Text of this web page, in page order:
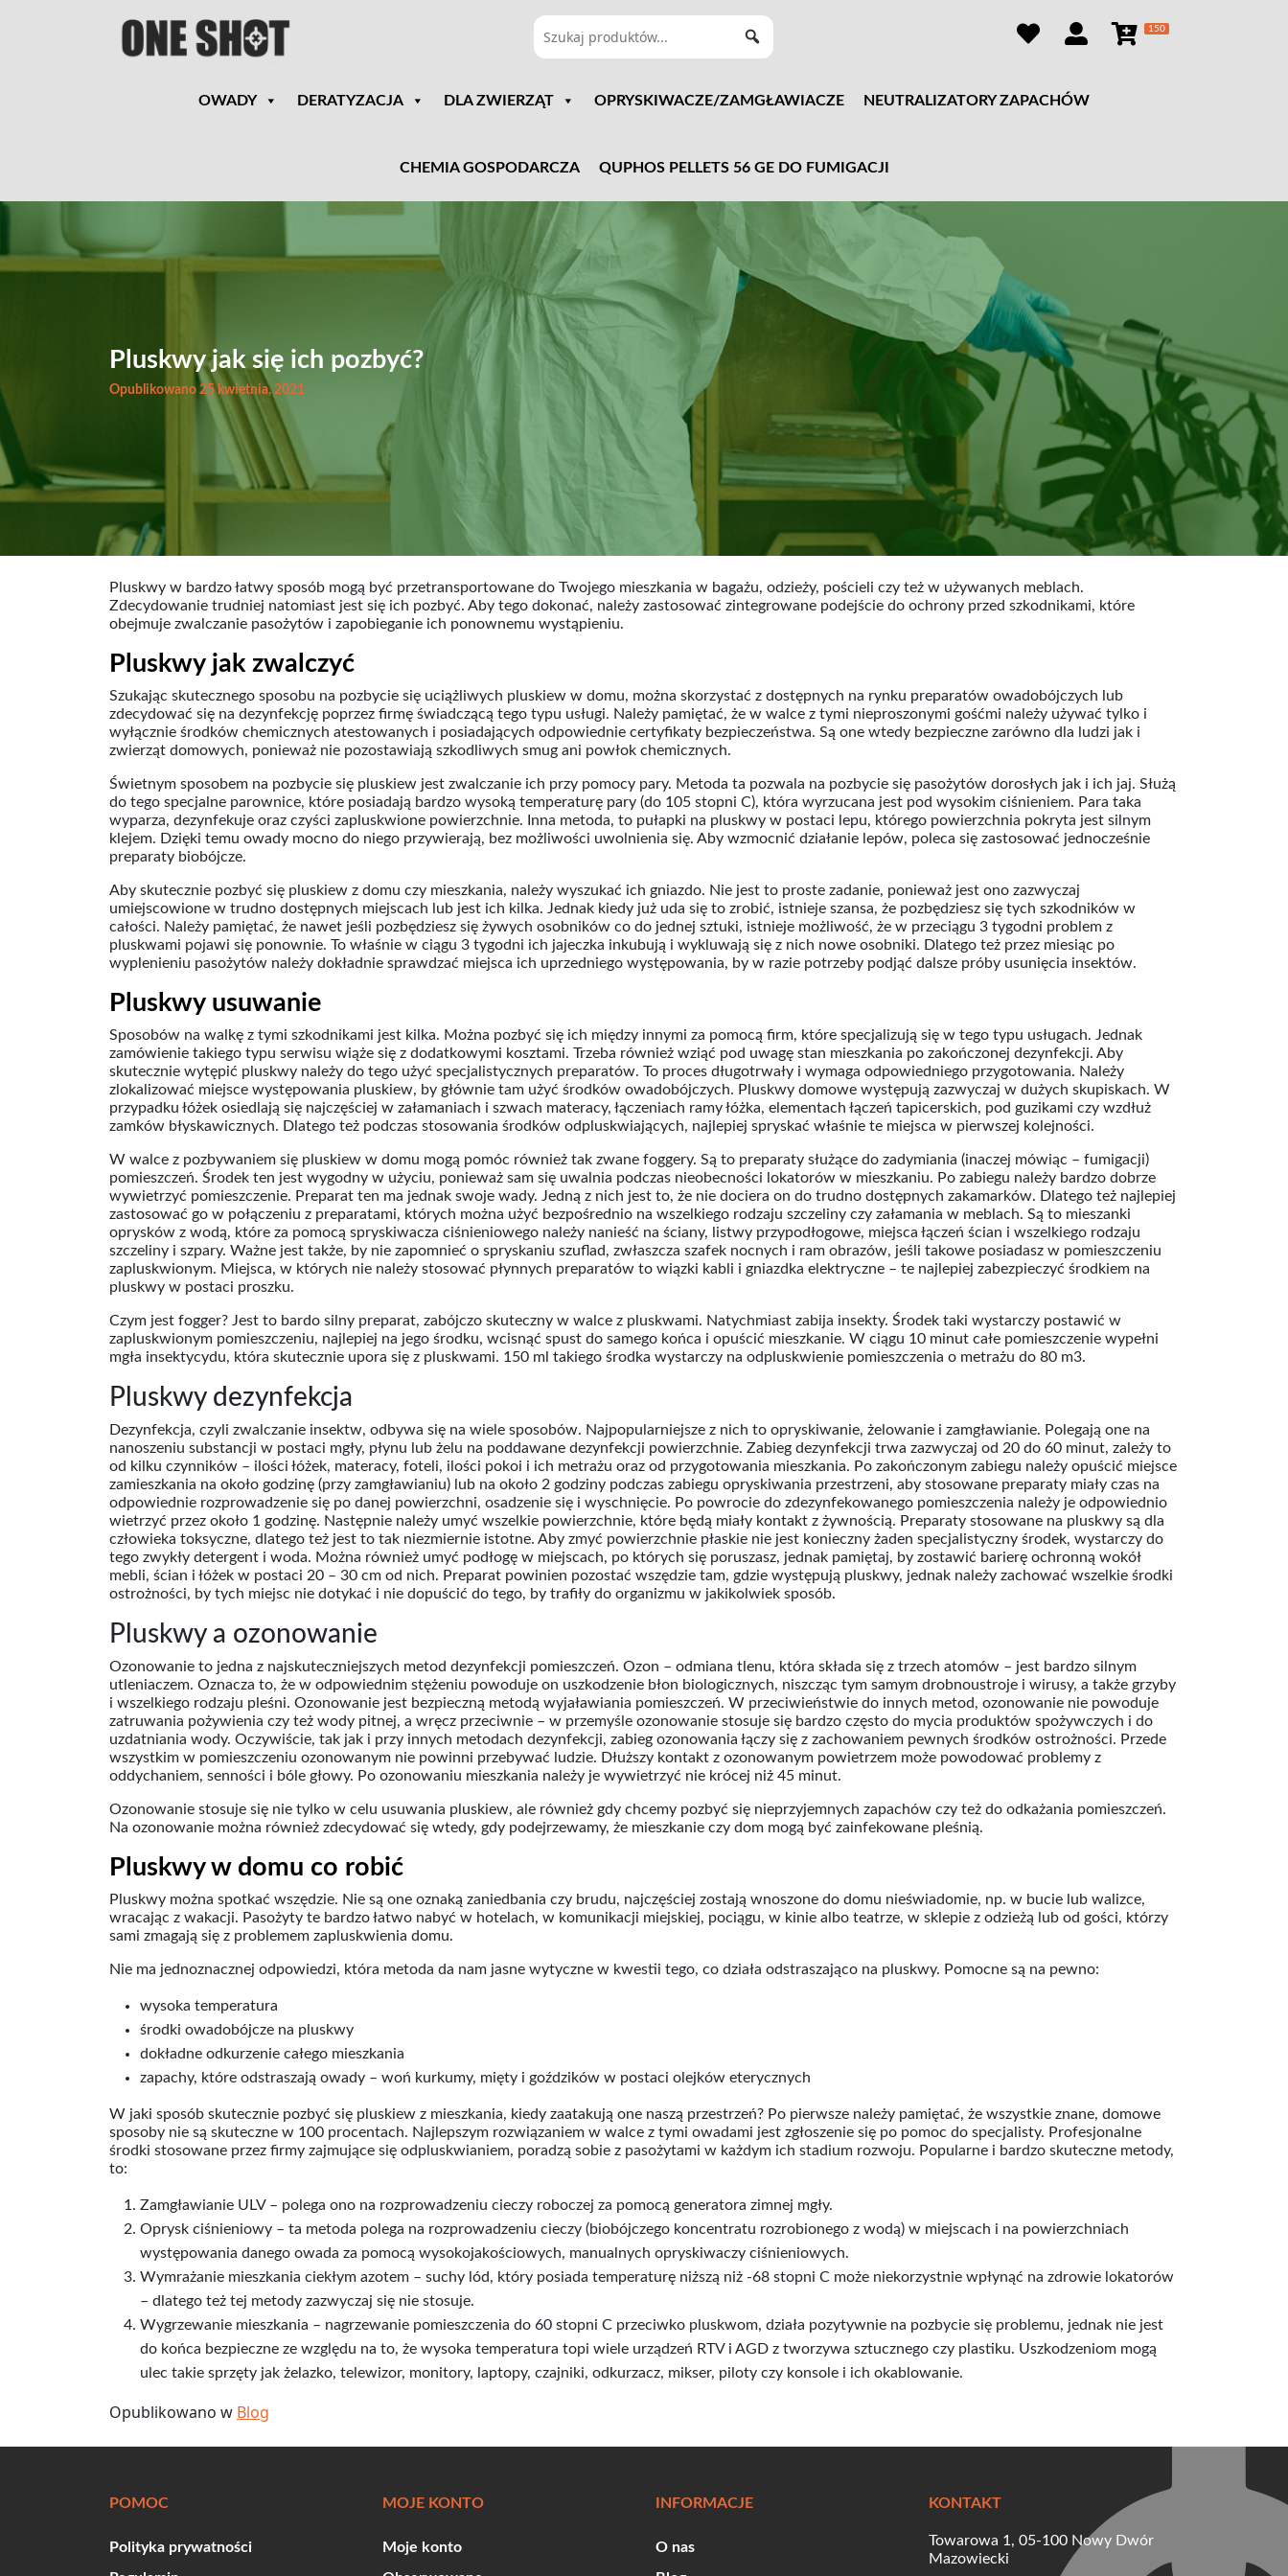
150
OWADY DERATYZACJA DLA ZWIERZĄT OPRYSKIWACZE/ZAMGŁAWIACZE NEUTRALIZATORY ZAPACHÓW
CHEMIA GOSPODARCZA QUPHOS PELLETS 56 GE DO FUMIGACJI
Pluskwy jak się ich pozbyć?
Opublikowano 25 kwietnia, 2021
Pluskwy w bardzo łatwy sposób mogą być przetransportowane do Twojego mieszkania w bagażu, odzieży, pościeli czy też w używanych meblach.
Zdecydowanie trudniej natomiast jest się ich pozbyć. Aby tego dokonać, należy zastosować zintegrowane podejście do ochrony przed szkodnikami, które
obejmuje zwalczanie pasożytów i zapobieganie ich ponownemu wystąpieniu.
Pluskwy jak zwalczyć
Szukając skutecznego sposobu na pozbycie się uciążliwych pluskiew w domu, można skorzystać z dostępnych na rynku preparatów owadobójczych lub
zdecydować się na dezynfekcję poprzez firmę świadczącą tego typu usługi. Należy pamiętać, że w walce z tymi nieproszonymi gośćmi należy używać tylko i
wyłącznie środków chemicznych atestowanych i posiadających odpowiednie certyfikaty bezpieczeństwa. Są one wtedy bezpieczne zarówno dla ludzi jak i
zwierząt domowych, ponieważ nie pozostawiają szkodliwych smug ani powłok chemicznych.
Świetnym sposobem na pozbycie się pluskiew jest zwalczanie ich przy pomocy pary. Metoda ta pozwala na pozbycie się pasożytów dorosłych jak i ich jaj. Służą
do tego specjalne parownice, które posiadają bardzo wysoką temperaturę pary (do 105 stopni C), która wyrzucana jest pod wysokim ciśnieniem. Para taka
wyparza, dezynfekuje oraz czyści zapluskwione powierzchnie. Inna metoda, to pułapki na pluskwy w postaci lepu, którego powierzchnia pokryta jest silnym
klejem. Dzięki temu owady mocno do niego przywierają, bez możliwości uwolnienia się. Aby wzmocnić działanie lepów, poleca się zastosować jednocześnie
preparaty biobójcze.
Aby skutecznie pozbyć się pluskiew z domu czy mieszkania, należy wyszukać ich gniazdo. Nie jest to proste zadanie, ponieważ jest ono zazwyczaj
umiejscowione w trudno dostępnych miejscach lub jest ich kilka. Jednak kiedy już uda się to zrobić, istnieje szansa, że pozbędziesz się tych szkodników w
całości. Należy pamiętać, że nawet jeśli pozbędziesz się żywych osobników co do jednej sztuki, istnieje możliwość, że w przeciągu 3 tygodni problem z
pluskwami pojawi się ponownie. To właśnie w ciągu 3 tygodni ich jajeczka inkubują i wykluwają się z nich nowe osobniki. Dlatego też przez miesiąc po
wyplenieniu pasożytów należy dokładnie sprawdzać miejsca ich uprzedniego występowania, by w razie potrzeby podjąć dalsze próby usunięcia insektów.
Pluskwy usuwanie
Sposobów na walkę z tymi szkodnikami jest kilka. Można pozbyć się ich między innymi za pomocą firm, które specjalizują się w tego typu usługach. Jednak
zamówienie takiego typu serwisu wiąże się z dodatkowymi kosztami. Trzeba również wziąć pod uwagę stan mieszkania po zakończonej dezynfekcji. Aby
skutecznie wytępić pluskwy należy do tego użyć specjalistycznych preparatów. To proces długotrwały i wymaga odpowiedniego przygotowania. Należy
zlokalizować miejsce występowania pluskiew, by głównie tam użyć środków owadobójczych. Pluskwy domowe występują zazwyczaj w dużych skupiskach. W
przypadku łóżek osiedlają się najczęściej w załamaniach i szwach materacy, łączeniach ramy łóżka, elementach łączeń tapicerskich, pod guzikami czy wzdłuż
zamków błyskawicznych. Dlatego też podczas stosowania środków odpluskwiających, najlepiej spryskać właśnie te miejsca w pierwszej kolejności.
W walce z pozbywaniem się pluskiew w domu mogą pomóc również tak zwane foggery. Są to preparaty służące do zadymiania (inaczej mówiąc – fumigacji)
pomieszczeń. Środek ten jest wygodny w użyciu, ponieważ sam się uwalnia podczas nieobecności lokatorów w mieszkaniu. Po zabiegu należy bardzo dobrze
wywietrzyć pomieszczenie. Preparat ten ma jednak swoje wady. Jedną z nich jest to, że nie dociera on do trudno dostępnych zakamarków. Dlatego też najlepiej
zastosować go w połączeniu z preparatami, których można użyć bezpośrednio na wszelkiego rodzaju szczeliny czy załamania w meblach. Są to mieszanki
oprysków z wodą, które za pomocą spryskiwacza ciśnieniowego należy nanieść na ściany, listwy przypodłogowe, miejsca łączeń ścian i wszelkiego rodzaju
szczeliny i szpary. Ważne jest także, by nie zapomnieć o spryskaniu szuflad, zwłaszcza szafek nocnych i ram obrazów, jeśli takowe posiadasz w pomieszczeniu
zapluskwionym. Miejsca, w których nie należy stosować płynnych preparatów to wiązki kabli i gniazdka elektryczne – te najlepiej zabezpieczyć środkiem na
pluskwy w postaci proszku.
Czym jest fogger? Jest to bardo silny preparat, zabójczo skuteczny w walce z pluskwami. Natychmiast zabija insekty. Środek taki wystarczy postawić w
zapluskwionym pomieszczeniu, najlepiej na jego środku, wcisnąć spust do samego końca i opuścić mieszkanie. W ciągu 10 minut całe pomieszczenie wypełni
mgła insektycydu, która skutecznie upora się z pluskwami. 150 ml takiego środka wystarczy na odpluskwienie pomieszczenia o metrażu do 80 m3.
Pluskwy dezynfekcja
Dezynfekcja, czyli zwalczanie insektw, odbywa się na wiele sposobów. Najpopularniejsze z nich to opryskiwanie, żelowanie i zamgławianie. Polegają one na
nanoszeniu substancji w postaci mgły, płynu lub żelu na poddawane dezynfekcji powierzchnie. Zabieg dezynfekcji trwa zazwyczaj od 20 do 60 minut, zależy to
od kilku czynników – ilości łóżek, materacy, foteli, ilości pokoi i ich metrażu oraz od przygotowania mieszkania. Po zakończonym zabiegu należy opuścić miejsce
zamieszkania na około godzinę (przy zamgławianiu) lub na około 2 godziny podczas zabiegu opryskiwania przestrzeni, aby stosowane preparaty miały czas na
odpowiednie rozprowadzenie się po danej powierzchni, osadzenie się i wyschnięcie. Po powrocie do zdezynfekowanego pomieszczenia należy je odpowiednio
wietrzyć przez około 1 godzinę. Następnie należy umyć wszelkie powierzchnie, które będą miały kontakt z żywnością. Preparaty stosowane na pluskwy są dla
człowieka toksyczne, dlatego też jest to tak niezmiernie istotne. Aby zmyć powierzchnie płaskie nie jest konieczny żaden specjalistyczny środek, wystarczy do
tego zwykły detergent i woda. Można również umyć podłogę w miejscach, po których się poruszasz, jednak pamiętaj, by zostawić barierę ochronną wokół
mebli, ścian i łóżek w postaci 20 – 30 cm od nich. Preparat powinien pozostać wszędzie tam, gdzie występują pluskwy, jednak należy zachować wszelkie środki
ostrożności, by tych miejsc nie dotykać i nie dopuścić do tego, by trafiły do organizmu w jakikolwiek sposób.
Pluskwy a ozonowanie
Ozonowanie to jedna z najskuteczniejszych metod dezynfekcji pomieszczeń. Ozon – odmiana tlenu, która składa się z trzech atomów – jest bardzo silnym
utleniaczem. Oznacza to, że w odpowiednim stężeniu powoduje on uszkodzenie błon biologicznych, niszcząc tym samym drobnoustroje i wirusy, a także grzyby
i wszelkiego rodzaju pleśni. Ozonowanie jest bezpieczną metodą wyjaławiania pomieszczeń. W przeciwieństwie do innych metod, ozonowanie nie powoduje
zatruwania pożywienia czy też wody pitnej, a wręcz przeciwnie – w przemyśle ozonowanie stosuje się bardzo często do mycia produktów spożywczych i do
uzdatniania wody. Oczywiście, tak jak i przy innych metodach dezynfekcji, zabieg ozonowania łączy się z zachowaniem pewnych środków ostrożności. Przede
wszystkim w pomieszczeniu ozonowanym nie powinni przebywać ludzie. Dłuższy kontakt z ozonowanym powietrzem może powodować problemy z
oddychaniem, senności i bóle głowy. Po ozonowaniu mieszkania należy je wywietrzyć nie krócej niż 45 minut.
Ozonowanie stosuje się nie tylko w celu usuwania pluskiew, ale również gdy chcemy pozbyć się nieprzyjemnych zapachów czy też do odkażania pomieszczeń.
Na ozonowanie można również zdecydować się wtedy, gdy podejrzewamy, że mieszkanie czy dom mogą być zainfekowane pleśnią.
Pluskwy w domu co robić
Pluskwy można spotkać wszędzie. Nie są one oznaką zaniedbania czy brudu, najczęściej zostają wnoszone do domu nieświadomie, np. w bucie lub walizce,
wracając z wakacji. Pasożyty te bardzo łatwo nabyć w hotelach, w komunikacji miejskiej, pociągu, w kinie albo teatrze, w sklepie z odzieżą lub od gości, którzy
sami zmagają się z problemem zapluskwienia domu.
Nie ma jednoznacznej odpowiedzi, która metoda da nam jasne wytyczne w kwestii tego, co działa odstraszająco na pluskwy. Pomocne są na pewno:
wysoka temperatura
środki owadobójcze na pluskwy
dokładne odkurzenie całego mieszkania
zapachy, które odstraszają owady – woń kurkumy, mięty i goździków w postaci olejków eterycznych
W jaki sposób skutecznie pozbyć się pluskiew z mieszkania, kiedy zaatakują one naszą przestrzeń? Po pierwsze należy pamiętać, że wszystkie znane, domowe
sposoby nie są skuteczne w 100 procentach. Najlepszym rozwiązaniem w walce z tymi owadami jest zgłoszenie się po pomoc do specjalisty. Profesjonalne
środki stosowane przez firmy zajmujące się odpluskwianiem, poradzą sobie z pasożytami w każdym ich stadium rozwoju. Popularne i bardzo skuteczne metody,
to:
Zamgławianie ULV – polega ono na rozprowadzeniu cieczy roboczej za pomocą generatora zimnej mgły.
Oprysk ciśnieniowy – ta metoda polega na rozprowadzeniu cieczy (biobójczego koncentratu rozrobionego z wodą) w miejscach i na powierzchniach
występowania danego owada za pomocą wysokojakościowych, manualnych opryskiwaczy ciśnieniowych.
Wymrażanie mieszkania ciekłym azotem – suchy lód, który posiada temperaturę niższą niż -68 stopni C może niekorzystnie wpłynąć na zdrowie lokatorów
– dlatego też tej metody zazwyczaj się nie stosuje.
Wygrzewanie mieszkania – nagrzewanie pomieszczenia do 60 stopni C przeciwko pluskwom, działa pozytywnie na pozbycie się problemu, jednak nie jest
do końca bezpieczne ze względu na to, że wysoka temperatura topi wiele urządzeń RTV i AGD z tworzywa sztucznego czy plastiku. Uszkodzeniom mogą
ulec takie sprzęty jak żelazko, telewizor, monitory, laptopy, czajniki, odkurzacz, mikser, piloty czy konsole i ich okablowanie.
Opublikowano w Blog
POMOC
Polityka prywatności
MOJE KONTO
Moje konto
INFORMACJE
O nas
KONTAKT
Towarowa 1, 05-100 Nowy Dwór
Mazowiecki